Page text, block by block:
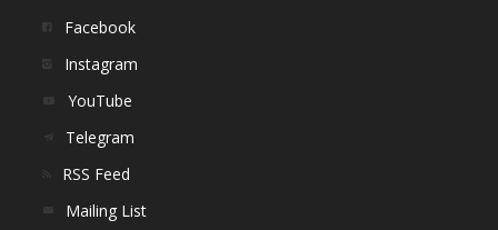
Facebook
Instagram
YouTube
Telegram
RSS Feed
Mailing List